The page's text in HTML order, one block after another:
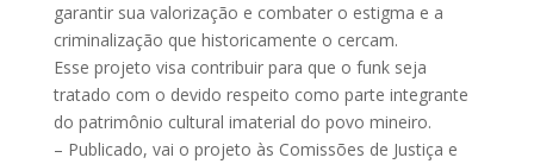
garantir sua valorização e combater o estigma e a
criminalização que historicamente o cercam.
Esse projeto visa contribuir para que o funk seja
tratado com o devido respeito como parte integrante
do patrimônio cultural imaterial do povo mineiro.
– Publicado, vai o projeto às Comissões de Justiça e